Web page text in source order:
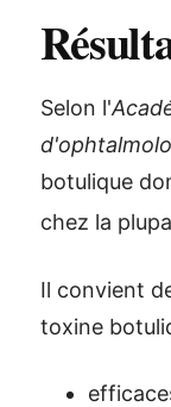
Selon l'
botulique
chez la
Il convient
toxine